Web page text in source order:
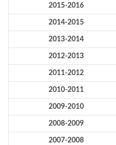
2015-2016
2014-2015
2013-2014
2012-2013
2011-2012
2010-2011
2009-2010
2008-2009
2007-2008